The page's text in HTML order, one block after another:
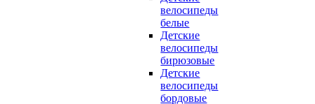
велосипеды
белые
Детские
велосипеды
бирюзовые
Детские
велосипеды
бордовые